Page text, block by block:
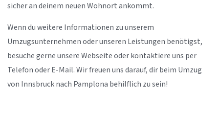
sicher an deinem neuen Wohnort ankommt.
Wenn du weitere Informationen zu unserem
Umzugsunternehmen oder unseren Leistungen benötigst,
besuche gerne unsere Webseite oder kontaktiere uns per
Telefon oder E-Mail. Wir freuen uns darauf, dir beim Umzug
von Innsbruck nach Pamplona behilflich zu sein!